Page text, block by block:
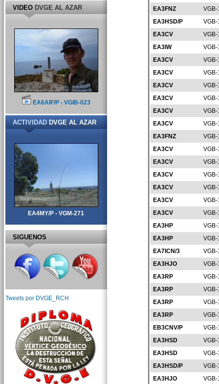
EA3FNZ
EA3HSD/P
EA3CV
EA3IW
EA3CV
EA3CV
EA3CV
EA3CV
EA3CV
EA3CV
EA3FNZ
EA3CV
EA3CV
EA3CV
EA3CV
EA3CV
EA3CV
EA3HP
EA3HP
EA7ICN/3
EA3HJO
EA3RP
EA3RP
EA3RP
EA3RP
EB3CNV/P
EA3HSD
EA3HSD
EA3HSD/P
EA3HJO
VIDEODVGE AL AZAR
EA6AIF/P - VGIB-023
ACTIVIDADDVGE AL AZAR
EA4MY/P - VGM-271
SIGUENOS
Tweets por DVGE_RCH